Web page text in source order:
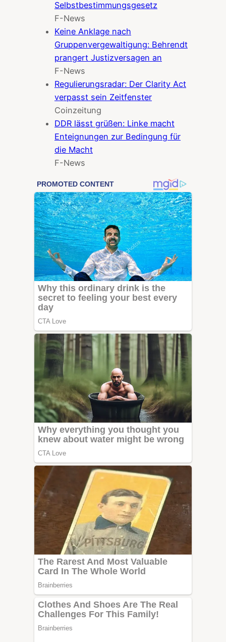
Selbstbestimmungsgesetz
F-News
Keine Anklage nach
Gruppenvergewaltigung: Behrendt
prangert Justizversagen an
F-News
Regulierungsradar: Der Clarity Act
verpasst sein Zeitfenster
Coinzeitung
DDR lässt grüßen: Linke macht
Enteignungen zur Bedingung für
die Macht
F-News